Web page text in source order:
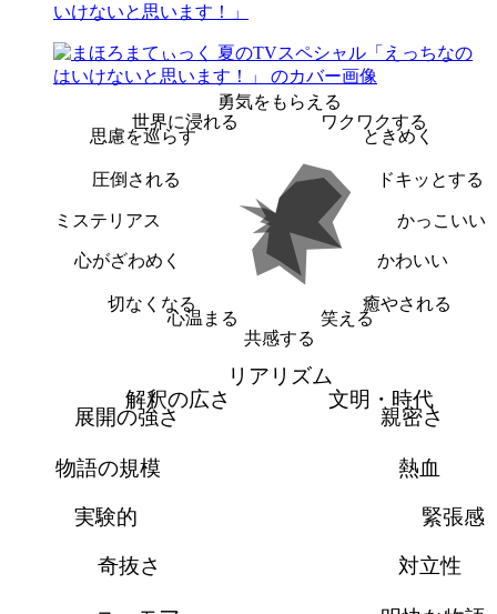
いけないと思います！」
勇気をもらえる
ワクワクする
ときめく
ドキッとする
かっこいい
かわいい
癒やされる
笑える
共感する
心温まる
切なくなる
心がざわめく
ミステリアス
圧倒される
思慮を巡らす
世界に浸れる
リアリズム
文明・時代
親密さ
熱血
緊張感
対立性
奇抜さ
実験的
物語の規模
展開の強さ
解釈の広さ